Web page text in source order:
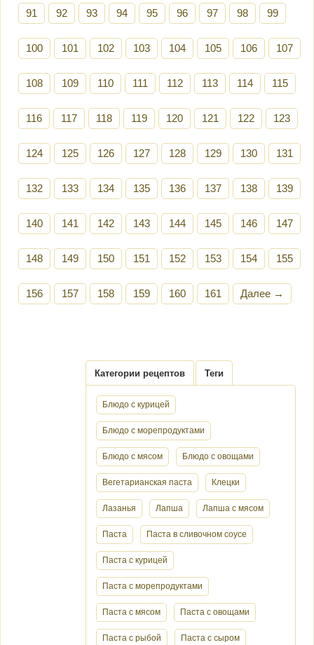
91 92 93 94 95 96 97 98 99
100 101 102 103 104 105 106 107
108 109 110 111 112 113 114 115
116 117 118 119 120 121 122 123
124 125 126 127 128 129 130 131
132 133 134 135 136 137 138 139
140 141 142 143 144 145 146 147
148 149 150 151 152 153 154 155
156 157 158 159 160 161 Далее →
Категории рецептов Теги
Блюдо с курицей
Блюдо с морепродуктами
Блюдо с мясом Блюдо с овощами
Вегетарианская паста Клецки
Лазанья Лапша Лапша с мясом
Паста Паста в сливочном соусе
Паста с курицей
Паста с морепродуктами
Паста с мясом Паста с овощами
Паста с рыбой Паста с сыром